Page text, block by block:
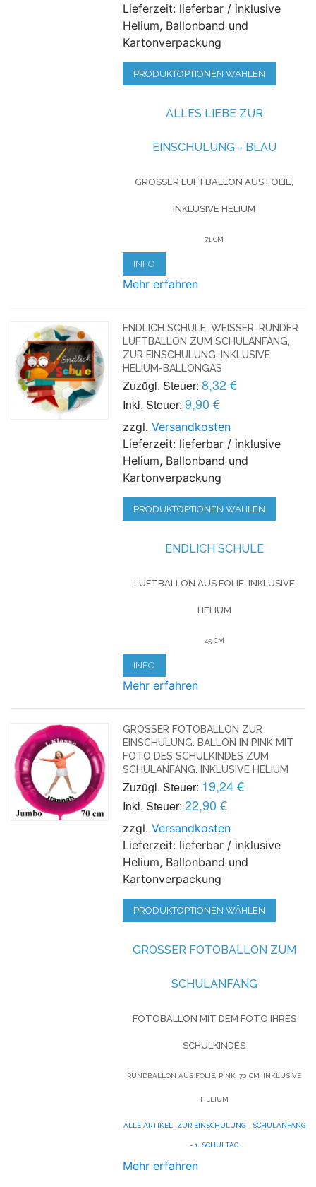
Lieferzeit: lieferbar / inklusive
Helium, Ballonband und
Kartonverpackung
PRODUKTOPTIONEN WÄHLEN
ALLES LIEBE ZUR
EINSCHULUNG - BLAU
GROSSER LUFTBALLON AUS FOLIE, I
NKLUSIVE HELIUM
71 CM
INFO
Mehr erfahren
ENDLICH SCHULE. WEISSER, RUNDER L
UFTBALLON ZUM SCHULANFANG, Z
UR EINSCHULUNG, INKLUSIVE H
ELIUM-BALLONGAS
Zuzügl. Steuer: 8,32 €
Inkl. Steuer: 9,90 €
zzgl.Versandkosten
Lieferzeit: lieferbar / inklusive
Helium, Ballonband und
Kartonverpackung
PRODUKTOPTIONEN WÄHLEN
ENDLICH SCHULE
LUFTBALLON AUS FOLIE, INKLUSIVE
HELIUM
45 CM
INFO
Mehr erfahren
GROSSER FOTOBALLON ZUR E
INSCHULUNG. BALLON IN PINK MIT F
OTO DES SCHULKINDES ZUM S
CHULANFANG. INKLUSIVE HELIUM
Zuzügl. Steuer: 19,24 €
Inkl. Steuer: 22,90 €
zzgl.Versandkosten
Lieferzeit: lieferbar / inklusive
Helium, Ballonband und
Kartonverpackung
PRODUKTOPTIONEN WÄHLEN
GROSSER FOTOBALLON ZUM S
CHULANFANG
FOTOBALLON MIT DEM FOTO IHRES
SCHULKINDES
RUNDBALLON AUS FOLIE, PINK, 70 CM, INKLUSIVE
HELIUM
ALLE ARTIKEL: ZUR EINSCHULUNG - SCHULANFANG
- 1. SCHULTAG
Mehr erfahren